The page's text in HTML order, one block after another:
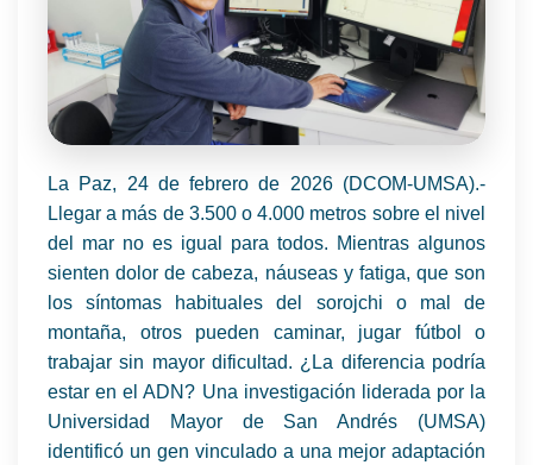
La Paz, 24 de febrero de 2026 (DCOM-UMSA).-
Llegar a más de 3.500 o 4.000 metros sobre el nivel
del mar no es igual para todos. Mientras algunos
sienten dolor de cabeza, náuseas y fatiga, que son
los síntomas habituales del sorojchi o mal de
montaña, otros pueden caminar, jugar fútbol o
trabajar sin mayor dificultad. ¿La diferencia podría
estar en el ADN? Una investigación liderada por la
Universidad Mayor de San Andrés (UMSA)
identificó un gen vinculado a una mejor adaptación